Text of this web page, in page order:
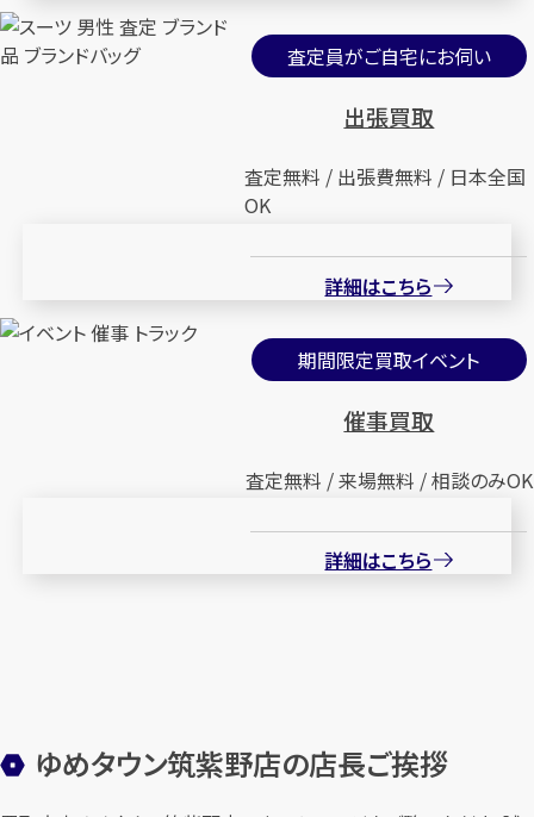
査定員がご自宅にお伺い
出張買取
査定無料 / 出張費無料 / 日本全国
OK
詳細はこちら
期間限定買取イベント
催事買取
査定無料 / 来場無料 / 相談のみOK
詳細はこちら
ゆめタウン筑紫野店の店長ご挨拶